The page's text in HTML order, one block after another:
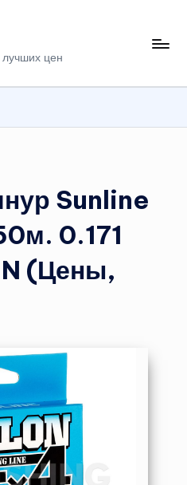
лучших цен
Sunline
0.171
(Цены,